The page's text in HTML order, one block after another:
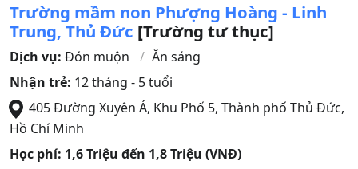
Trường mầm non Phượng Hoàng - Linh
Trung, Thủ Đức [Trường tư thục]
Dịch vụ: Đón muộn
Ăn sáng
Nhận trẻ: 12 tháng - 5 tuổi
405 Đường Xuyên Á, Khu Phố 5, Thành phố Thủ Đức,
Hồ Chí Minh
Học phí: 1,6 Triệu đến 1,8 Triệu (VNĐ)